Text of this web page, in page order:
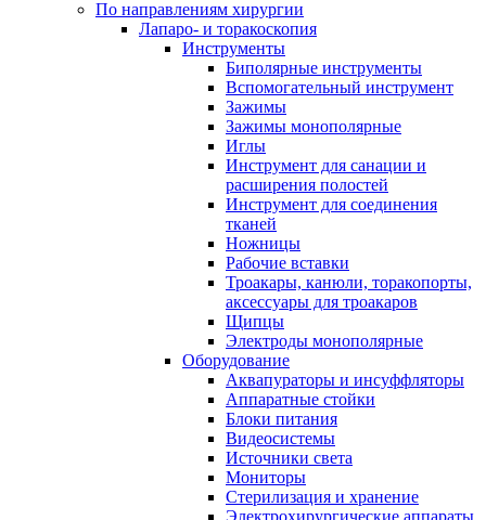
По направлениям хирургии
Лапаро- и торакоскопия
Инструменты
Биполярные инструменты
Вспомогательный инструмент
Зажимы
Зажимы монополярные
Иглы
Инструмент для санации и
расширения полостей
Инструмент для соединения
тканей
Ножницы
Рабочие вставки
Троакары, канюли, торакопорты,
аксессуары для троакаров
Щипцы
Электроды монополярные
Оборудование
Аквапураторы и инсуффляторы
Аппаратные стойки
Блоки питания
Видеосистемы
Источники света
Мониторы
Стерилизация и хранение
Электрохирургические аппараты